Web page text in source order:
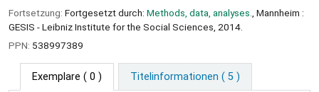
Fortsetzung: Fortgesetzt durch: Methods, data, analyses.
, Mannheim :
GESIS - Leibniz Institute for the Social Sciences, 2014.
PPN: 538997389
Exemplare ( 0 ) Titelinformationen ( 5 )